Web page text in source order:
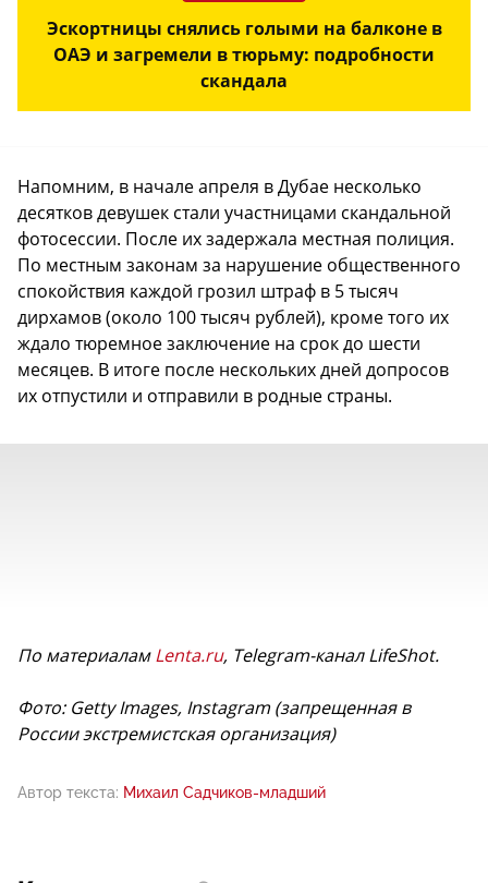
Эскортницы снялись голыми на балконе в
ОАЭ и загремели в тюрьму: подробности
скандала
Напомним, в начале апреля в Дубае несколько
десятков девушек стали участницами скандальной
фотосессии. После их задержала местная полиция.
По местным законам за нарушение общественного
спокойствия каждой грозил штраф в 5 тысяч
дирхамов (около 100 тысяч рублей), кроме того их
ждало тюремное заключение на срок до шести
месяцев. В итоге после нескольких дней допросов
их отпустили и отправили в родные страны.
По материаламLenta.ru, Telegram-канал LifeShot.
Фото: Getty Images, Instagram (запрещенная в
России экстремистская организация)
Автор текста: Михаил Садчиков-младший